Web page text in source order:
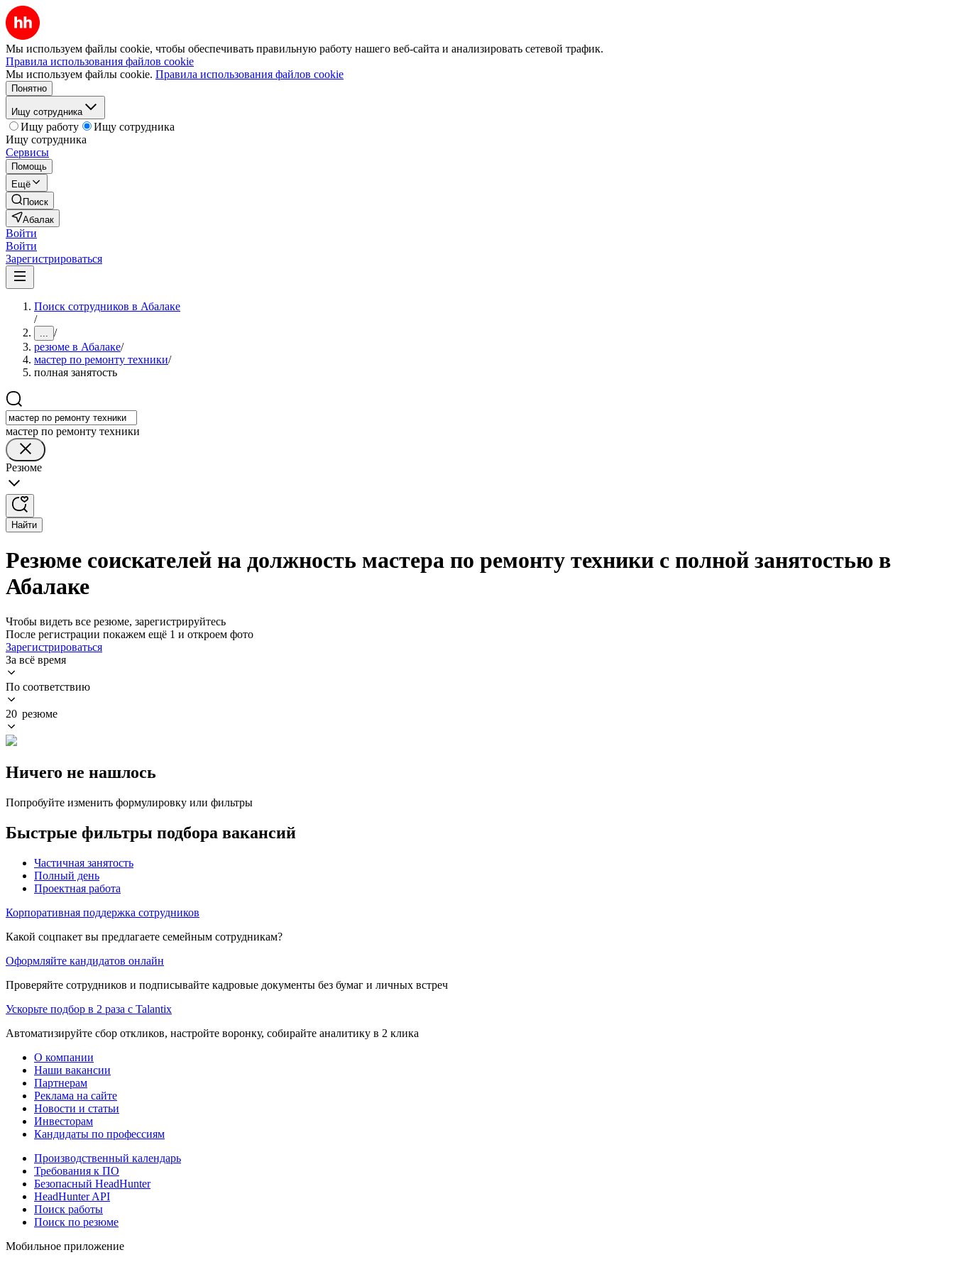
Мы используем файлы cookie, чтобы обеспечивать правильную работу нашего веб-сайта и анализировать сетевой трафик.
Правила использования файлов cookie
Мы используем файлы cookie. Правила использования файлов cookie
Понятно
Ищу сотрудника
Ищу работу
Ищу сотрудника
Ищу сотрудника
Сервисы
Помощь
Ещё
Поиск
Абалак
Войти
Войти
Зарегистрироваться
Поиск сотрудников в Абалаке
/
... /
резюме в Абалаке/
мастер по ремонту техники/
полная занятость
мастер по ремонту техники
Резюме
Найти
Резюме соискателей на должность мастера по ремонту техники с полной занятостью в
Абалаке
Чтобы видеть все резюме, зарегистрируйтесь
После регистрации покажем ещё 1 и откроем фото
Зарегистрироваться
За всё время
По соответствию
20 резюме
Ничего не нашлось
Попробуйте изменить формулировку или фильтры
Быстрые фильтры подбора вакансий
Частичная занятость
Полный день
Проектная работа
Корпоративная поддержка сотрудников
Какой соцпакет вы предлагаете семейным сотрудникам?
Оформляйте кандидатов онлайн
Проверяйте сотрудников и подписывайте кадровые документы без бумаг и личных встреч
Ускорьте подбор в 2 раза с Talantix
Автоматизируйте сбор откликов, настройте воронку, собирайте аналитику в 2 клика
О компании
Наши вакансии
Партнерам
Реклама на сайте
Новости и статьи
Инвесторам
Кандидаты по профессиям
Производственный календарь
Требования к ПО
Безопасный HeadHunter
HeadHunter API
Поиск работы
Поиск по резюме
Мобильное приложение